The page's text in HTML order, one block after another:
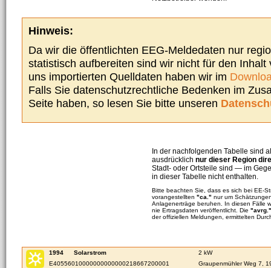
Hinweis:
Da wir die öffentlichten EEG-Meldedaten nur
statistisch aufbereiten sind wir nicht für den Inhalt
uns importierten Quelldaten haben wir im
Falls Sie datenschutzrechtliche Bedenken im
Seite haben, so lesen Sie bitte unseren
In der nachfolgenden Tabelle sind
ausdrücklich nur dieser Region
Stadt- oder Ortsteile sind — im
in dieser Tabelle nicht enthalten.
Bitte beachten Sie, dass es sich bei EE-
vorangestellten "ca." nur um
Anlagenerträge beruhen. In diesen Fälle
nie Ertragsdaten veröffentlicht. Die "avrg."
der offiziellen Meldungen, ermittelten
1994 Solarstrom
2 kW
E40556010000000000000218667200001
Graupenmühler Weg 7,